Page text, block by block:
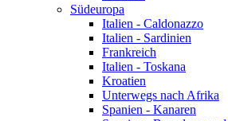
Südeuropa
Italien - Caldonazzo
Italien - Sardinien
Frankreich
Italien - Toskana
Kroatien
Unterwegs nach Afrika
Spanien - Kanaren